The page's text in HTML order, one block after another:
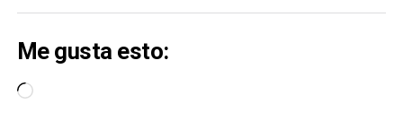
Me gusta esto:
Cargando...